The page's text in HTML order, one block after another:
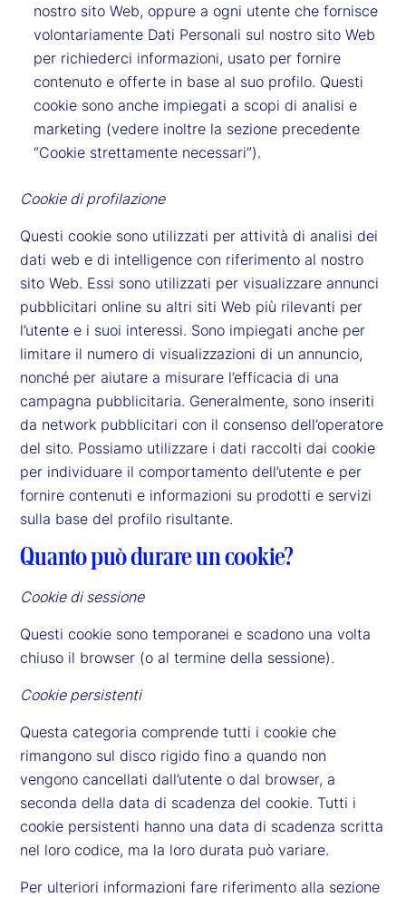
nostro sito Web, oppure a ogni utente che fornisce
volontariamente Dati Personali sul nostro sito Web
per richiederci informazioni, usato per fornire
contenuto e offerte in base al suo profilo. Questi
cookie sono anche impiegati a scopi di analisi e
marketing (vedere inoltre la sezione precedente
“Cookie strettamente necessari”).
Cookie di profilazione
Questi cookie sono utilizzati per attività di analisi dei
dati web e di intelligence con riferimento al nostro
sito Web. Essi sono utilizzati per visualizzare annunci
pubblicitari online su altri siti Web più rilevanti per
l’utente e i suoi interessi. Sono impiegati anche per
limitare il numero di visualizzazioni di un annuncio,
nonché per aiutare a misurare l’efficacia di una
campagna pubblicitaria. Generalmente, sono inseriti
da network pubblicitari con il consenso dell’operatore
del sito. Possiamo utilizzare i dati raccolti dai cookie
per individuare il comportamento dell’utente e per
fornire contenuti e informazioni su prodotti e servizi
sulla base del profilo risultante.
Quanto può durare un cookie?
Cookie di sessione
Questi cookie sono temporanei e scadono una volta
chiuso il browser (o al termine della sessione).
Cookie persistenti
Questa categoria comprende tutti i cookie che
rimangono sul disco rigido fino a quando non
vengono cancellati dall’utente o dal browser, a
seconda della data di scadenza del cookie. Tutti i
cookie persistenti hanno una data di scadenza scritta
nel loro codice, ma la loro durata può variare.
Per ulteriori informazioni fare riferimento alla sezione